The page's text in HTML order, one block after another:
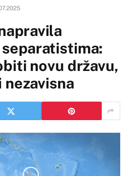
novu državu,